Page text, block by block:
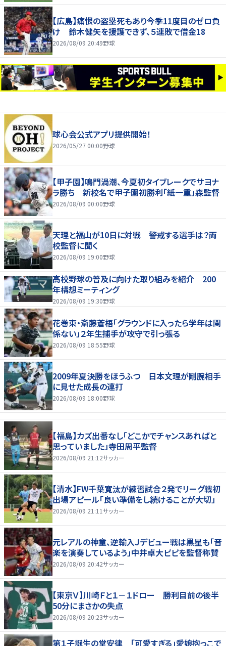
【広島】痛恨の盗塁死もあり今季11度目のゼロ負
け 鈴木健矢を援護できず、５連敗で借金18
2026/08/09 20:49野球
球心会公式アプリ提供開始！
2026/05/27 00:00野球
【甲子園】鳴門渦潮、今夏初タイブレークでサヨナ
ラ勝ち 新校名で甲子園初勝利「紙一重」森監督
2026/08/09 00:00野球
天理と福山が10日に対戦 警戒する選手は？両
校監督に聞く
2026/08/09 19:00野球
高校野球の普及に向けた取り組みを紹介 200
年構想ミーティング
2026/08/09 19:30野球
花巻東・斎藤蒼梧「グラウンドに入ったら学年は関
係ない」２年生捕手が攻守で引っ張る
2026/08/09 18:55野球
2009年夏決勝をほうふつ 日本文理が剛腕相手
に見せた成長の連打
2026/08/09 18:00野球
【福島】カズ出番なし「どこかでチャンスあればと
思っていました」寺田周平監督
2026/08/09 21:12サッカー
【清水】FW千葉寛汰が練習試合２発でリーグ戦初
出場アピール「良い準備をし続けることが大切」
2026/08/09 21:11サッカー
元レアルの神童、逆輸入Ｊデビュー戦は黒星も「音
楽を演奏しているよう」中井卓大ピピを監督称賛
2026/08/09 20:42サッカー
【東京Ｖ】川崎Ｆと１－１ドロー 勝利目前の後半
50分にまさかの失点
2026/08/09 20:23サッカー
第１子誕生の堂安律 「可愛すぎる」愛娘抱っこで